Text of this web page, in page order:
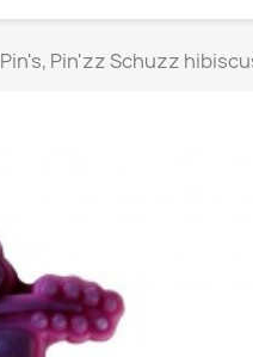
Pin's, Pin'zz Schuzz